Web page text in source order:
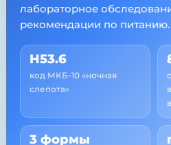
лабораторное
рекомендации по питанию.
H53.6
код МКБ-10 «ночная
слепота»
3 формы